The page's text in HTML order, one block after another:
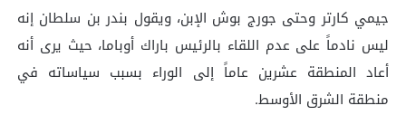
جيمي كارتر وحتى جورج بوش الإبن، ويقول بندر بن سلطان إنه
ليس نادماً على عدم اللقاء بالرئيس باراك أوباما، حيث يرى أنه
أعاد المنطقة عشرين عاماً إلى الوراء بسبب سياساته في
منطقة الشرق الأوسط.